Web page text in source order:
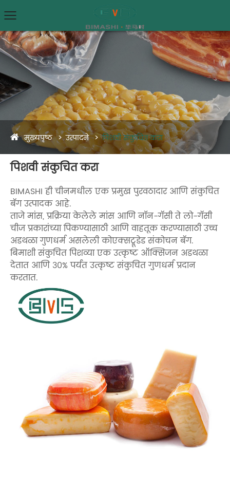
मुख्यपृष्ठ उत्पादने पिशवी संकुचित करा
पिशवी संकुचित करा
BIMASHI ही चीनमधील एक प्रमुख पुरवठादार आणि संकुचित
बॅग उत्पादक आहे.
ताजे मांस, प्रक्रिया केलेले मांस आणि नॉन-गॅसी ते लो-गॅसी
चीज प्रकारांच्या पिकण्यासाठी आणि वाहतूक करण्यासाठी उच्च
अडथळा गुणधर्म असलेली कोएक्सट्रूडेड संकोचन बॅग.
बिमाशी संकुचित पिशव्या एक उत्कृष्ट ऑक्सिजन अडथळा
देतात आणि 30% पर्यंत उत्कृष्ट संकुचित गुणधर्म प्रदान
करतात.